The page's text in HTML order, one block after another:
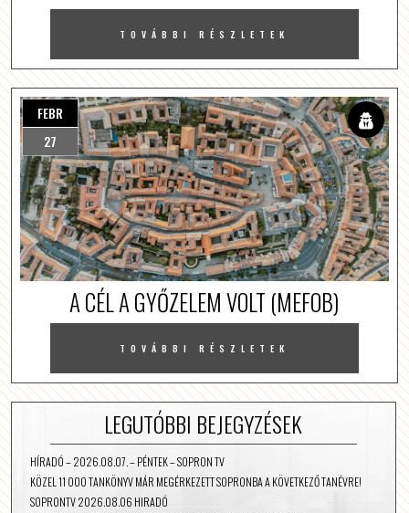
TOVÁBBI RÉSZLETEK
FEBR
27
A CÉL A GYŐZELEM VOLT (MEFOB)
TOVÁBBI RÉSZLETEK
LEGUTÓBBI BEJEGYZÉSEK
HÍRADÓ – 2026.08.07. – PÉNTEK – SOPRON TV
KÖZEL 11 000 TANKÖNYV MÁR MEGÉRKEZETT SOPRONBA A KÖVETKEZŐ TANÉVRE!
SOPRONTV 2026.08.06 HIRADÓ